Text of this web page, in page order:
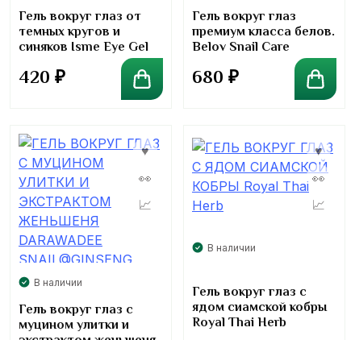
5.00
Гель вокруг глаз от
темных кругов и
синяков Isme Eye Gel
420 ₽
5.00
Гель вокруг глаз
премиум класса белов.
Belov Snail Care
680 ₽
В наличии
Гель вокруг глаз с
муцином улитки и
В наличии
Гель вокруг глаз с
ядом сиамской кобры
Royal Thai Herb